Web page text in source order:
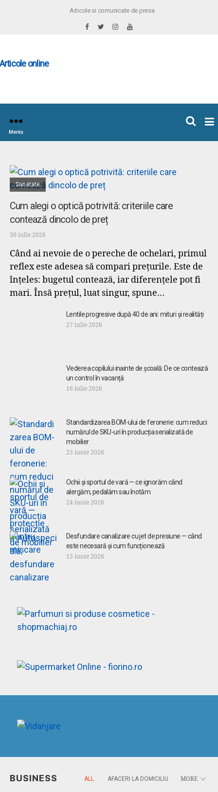
Articole si comunicate de presa
Meniu
Sanatate
Cum alegi o optică potrivită: criteriile care
contează dincolo de preț
30 iulie 2026
Când ai nevoie de o pereche de ochelari, primul
reflex este adesea să compari prețurile. Este de
înțeles: bugetul contează, iar diferențele pot fi
mari. Însă prețul, luat singur, spune…
Lentile progresive după 40 de ani: mituri și realități
27 iulie 2026
Vederea copilului inainte de școală: De ce contează
un control în vacanță
16 iulie 2026
Standardizarea BOM-ului de feronerie: cum reduci
numărul de SKU-uri în producția serializată de
mobilier
25 iunie 2026
Ochii și sportul de vară — ce ignorăm când
alergăm, pedalăm sau înotăm
24 iunie 2026
Desfundare canalizare cu jet de presiune — când
este necesară și cum funcționează
15 iunie 2026
BUSINESS ALL AFACERI LA DOMICILIU MORE